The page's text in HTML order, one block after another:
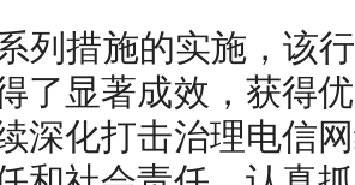
列措施的实施，该
了显著成效，获得
深化打击治理电信